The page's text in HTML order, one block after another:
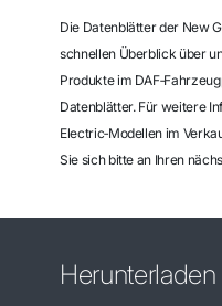
Die Datenblätter der New
schnellen Überblick über
Produkte im
Datenblätter. Für weitere
Electric‑Modellen im
Sie sich bitte an Ihren
Herunterladen